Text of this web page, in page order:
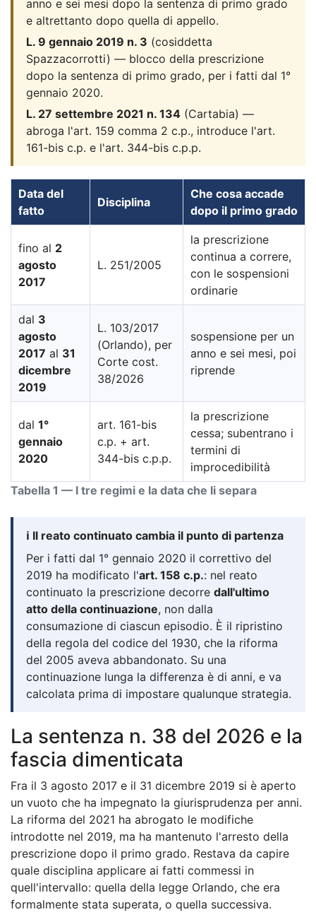
anno e sei mesi dopo la sentenza di primo grado
e altrettanto dopo quella di appello.
L. 9 gennaio 2019 n. 3 (cosiddetta
Spazzacorrotti) — blocco della prescrizione
dopo la sentenza di primo grado, per i fatti dal 1°
gennaio 2020.
L. 27 settembre 2021 n. 134 (Cartabia) —
abroga l'art. 159 comma 2 c.p., introduce l'art.
161-bis c.p. e l'art. 344-bis c.p.p.
Tabella 1 — I tre regimi e la data che li separa
Data del
fatto
Disciplina
Che cosa accade
dopo il primo grado
fino al 2
agosto
2017
L. 251/2005
la prescrizione
continua a correre,
con le sospensioni
ordinarie
dal 3
agosto
2017 al 31
dicembre
2019
L. 103/2017
(Orlando), per
Corte cost.
38/2026
sospensione per un
anno e sei mesi, poi
riprende
dal 1°
gennaio
2020
art. 161-bis
c.p. + art.
344-bis c.p.p.
la prescrizione
cessa; subentrano i
termini di
improcedibilità
ℹ️ Il reato continuato cambia il punto di partenza
Per i fatti dal 1° gennaio 2020 il correttivo del
2019 ha modificato l'art. 158 c.p.: nel reato
continuato la prescrizione decorre dall'ultimo
atto della continuazione, non dalla
consumazione di ciascun episodio. È il ripristino
della regola del codice del 1930, che la riforma
del 2005 aveva abbandonato. Su una
continuazione lunga la differenza è di anni, e va
calcolata prima di impostare qualunque strategia.
La sentenza n. 38 del 2026 e la
fascia dimenticata
Fra il 3 agosto 2017 e il 31 dicembre 2019 si è aperto
un vuoto che ha impegnato la giurisprudenza per anni.
La riforma del 2021 ha abrogato le modifiche
introdotte nel 2019, ma ha mantenuto l'arresto della
prescrizione dopo il primo grado. Restava da capire
quale disciplina applicare ai fatti commessi in
quell'intervallo: quella della legge Orlando, che era
formalmente stata superata, o quella successiva.